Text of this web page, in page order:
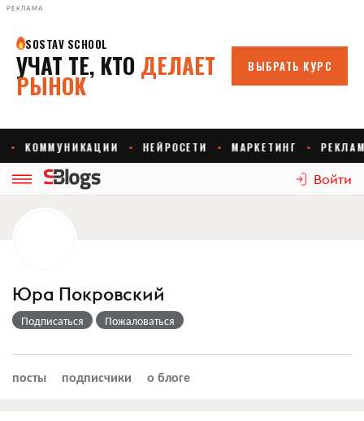
РЕКЛАМА
Войти
Юра Покровский
Подписаться Пожаловаться
посты подписчики о блоге